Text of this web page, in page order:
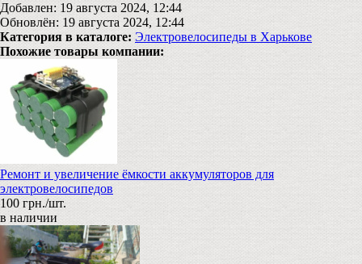
Добавлен: 19 августа 2024, 12:44
Обновлён: 19 августа 2024, 12:44
Категория в каталоге: Электровелосипеды в Харькове
Похожие товары компании:
Ремонт и увеличение ёмкости аккумуляторов для
электровелосипедов
100 грн./шт.
в наличии